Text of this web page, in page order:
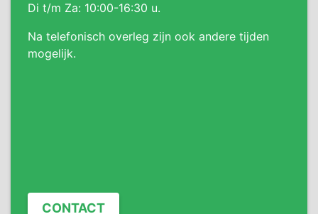
Di t/m Za: 10:00-16:30 u.
Na telefonisch overleg zijn ook andere tijden
mogelijk.
CONTACT